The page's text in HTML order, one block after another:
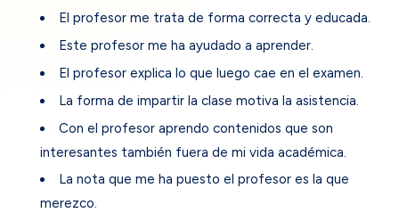
El profesor me trata de forma correcta y educada.
Este profesor me ha ayudado a aprender.
El profesor explica lo que luego cae en el examen.
La forma de impartir la clase motiva la asistencia.
Con el profesor aprendo contenidos que son
interesantes también fuera de mi vida académica.
La nota que me ha puesto el profesor es la que
merezco.